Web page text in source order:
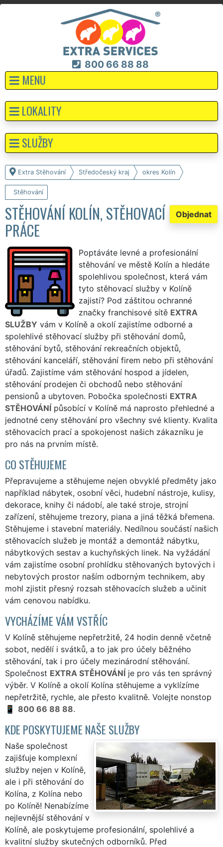
800 66 88 88
MENU
Extra Stěhování Středočeský kraj okres Kolín
Stěhování
Objednat
STĚHOVÁNÍ KOLÍN, STĚHOVACÍ
PRÁCE
Poptáváte levné a profesionální
stěhování ve městě Kolín a hledáte
spolehlivou společnost, která vám
tyto stěhovací služby v Kolíně
zajistí? Pod záštitou ochranné
značky franchisové sítě EXTRA
SLUŽBY vám v Kolíně a okolí zajistíme odborné a
spolehlivé stěhovací služby při stěhování domů,
stěhování bytů, stěhování rekreačních objektů,
stěhování kanceláří, stěhování firem nebo při stěhování
úřadů. Zajistíme vám stěhování hospod a jídelen,
stěhování prodejen či obchodů nebo stěhování
pensionů a ubytoven. Pobočka společnosti EXTRA
STĚHOVÁNÍ působící v Kolíně má naprosto přehledné a
jednotné ceny stěhování pro všechny své klienty. Kvalita
stěhovacích prací a spokojenost našich zákazníku je
pro nás na prvním místě.
CO STĚHUJEME
Přepravujeme a stěhujeme nejen obvyklé předměty jako
například nábytek, osobní věci, hudební nástroje, kulisy,
dekorace, knihy či nádobí, ale také stroje, strojní
zařízení, stěhujeme trezory, piana a jiná těžká břemena.
Stěhujeme i stavební materiály. Nedílnou součástí našich
stěhovacích služeb je montáž a demontáž nábytku,
nábytkových sestav a kuchyňských linek. Na vyžádání
vám zajistíme osobní prohlídku stěhovaných bytových i
nebytových prostor naším odborným technikem, aby
mohl zjistit přesný rozsah stěhovacích služeb a učinit
vám cenovou nabídku.
VYCHÁZÍME VÁM VSTŘÍC
V Kolíně stěhujeme nepřetržitě, 24 hodin denně včetně
sobot, nedělí i svátků, a to jak pro účely běžného
stěhování, tak i pro účely mezinárodní stěhování.
Společnost EXTRA STĚHOVÁNÍ je pro vás ten správný
výběr. V Kolíně a okolí Kolína stěhujeme a vyklízíme
nepřetržitě, rychle, ale přesto kvalitně. Volejte nonstop
800 66 88 88.
KDE POSKYTUJEME NAŠE SLUŽBY
Naše společnost
zajišťuje komplexní
služby nejen v Kolíně,
ale i při stěhování do
Kolína, z Kolína nebo
po Kolíně! Nenabízíme
nejlevnější stěhování v
Kolíně, ale poskytujeme profesionální, spolehlivé a
kvalitní služby skutečných odborníků. Před
LOKALITY
SLUŽBY